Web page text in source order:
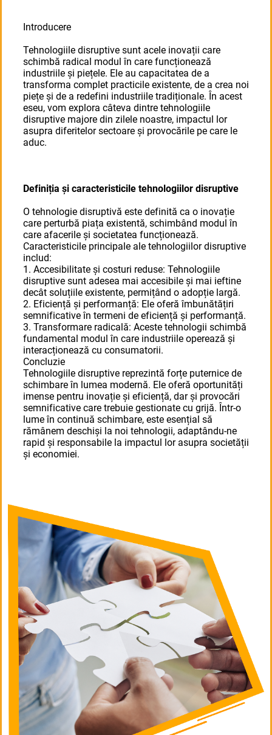
Introducere
Tehnologiile disruptive sunt acele inovații care
schimbă radical modul în care funcționează
industriile și piețele. Ele au capacitatea de a
transforma complet practicile existente, de a crea noi
piețe și de a redefini industriile tradiționale. În acest
eseu, vom explora câteva dintre tehnologiile
disruptive majore din zilele noastre, impactul lor
asupra diferitelor sectoare și provocările pe care le
aduc.
Definiția și caracteristicile tehnologiilor disruptive
O tehnologie disruptivă este definită ca o inovație
care perturbă piața existentă, schimbând modul în
care afacerile și societatea funcționează.
Caracteristicile principale ale tehnologiilor disruptive
includ:
1. Accesibilitate și costuri reduse: Tehnologiile
disruptive sunt adesea mai accesibile și mai ieftine
decât soluțiile existente, permițând o adopție largă.
2. Eficiență și performanță: Ele oferă îmbunătățiri
semnificative în termeni de eficiență și performanță.
3. Transformare radicală: Aceste tehnologii schimbă
fundamental modul în care industriile operează și
interacționează cu consumatorii.
Concluzie
Tehnologiile disruptive reprezintă forțe puternice de
schimbare în lumea modernă. Ele oferă oportunități
imense pentru inovație și eficiență, dar și provocări
semnificative care trebuie gestionate cu grijă. Într-o
lume în continuă schimbare, este esențial să
rămânem deschiși la noi tehnologii, adaptându-ne
rapid și responsabile la impactul lor asupra societății
și economiei.